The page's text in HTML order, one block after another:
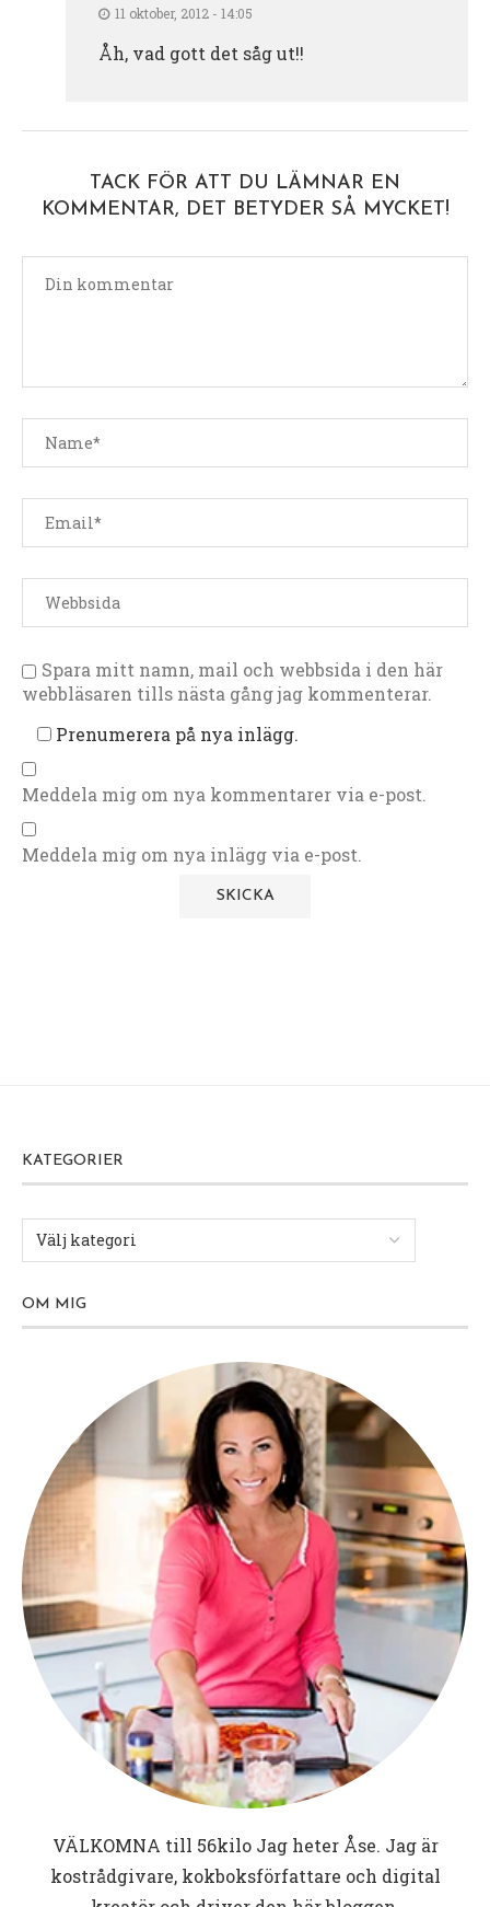
11 oktober, 2012 - 14:05
Åh, vad gott det såg ut!!
TACK FÖR ATT DU LÄMNAR EN
KOMMENTAR, DET BETYDER SÅ MYCKET!
Spara mitt namn, mail och webbsida i den här
webbläsaren tills nästa gång jag kommenterar.
Prenumerera på nya inlägg.
Meddela mig om nya kommentarer via e-post.
Meddela mig om nya inlägg via e-post.
KATEGORIER
OM MIG
VÄLKOMNA till 56kiloJag heter Åse. Jag är
kostrådgivare, kokboksförfattare och digital